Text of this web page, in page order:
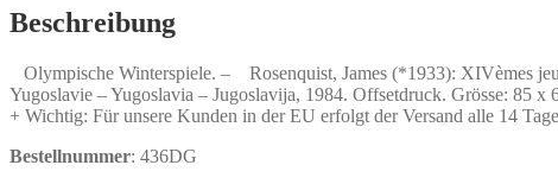
olympiques
d'hiver
1984,
Yougoslavie
-
Olympic
Beschreibung
Olympische Winterspiele. – Rosenquist, James (*1933): XIVèmes
Yugoslavie – Yugoslavia – Jugoslavija, 1984. Offsetdruck. Grösse: 85 x
+ Wichtig: Für unsere Kunden in der EU erfolgt der Versand alle 14
Bestellnummer: 436DG